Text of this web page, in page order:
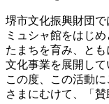
堺市文化振興財団で
ミュシャ館をはじ
たまちを育み、と
文化事業を展開して
この度、この活動
さまにむけて、「賛